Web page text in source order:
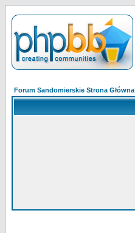
Forum Sandomierskie Strona Główna